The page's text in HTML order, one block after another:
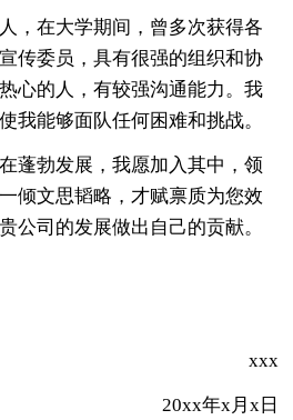
，在大学期间，曾多次获得各
传委员，具有很强的组织和协
心的人，有较强沟通能力。我
我能够面队任何困难和挑战。
蓬勃发展，我愿加入其中，领
倾文思韬略，才赋禀质为您效
公司的发展做出自己的贡献。
xxx
20xx年x月x日